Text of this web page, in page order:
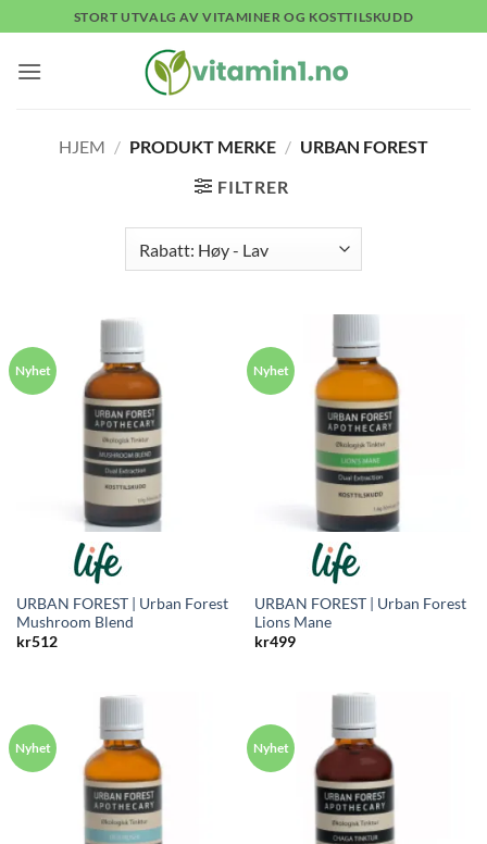
to
content
STORT UTVALG AV VITAMINER OG KOSTTILSKUDD
HJEM / PRODUKT MERKE / URBAN FOREST
FILTRER
URBAN FOREST | Urban Forest
Mushroom Blend
kr512
URBAN FOREST | Urban Forest
Lions Mane
kr499